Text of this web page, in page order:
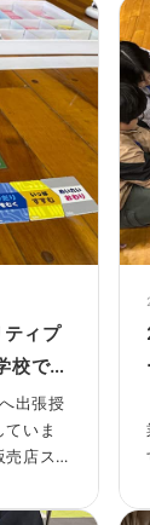
スの大
ど、
時間と
し緊
え、
ィプ
校で実
出張授
いま
売店ス
した。